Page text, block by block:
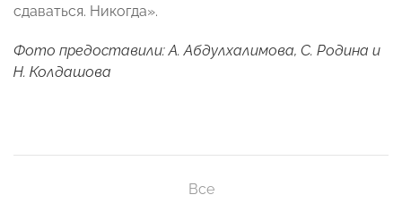
сдаваться. Никогда».
Фото предоставили: А. Абдулхалимова, С. Родина и
Н. Колдашова
Все